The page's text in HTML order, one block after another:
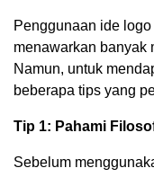
Penggunaan ide
menawarkan banyak
Namun, untuk
beberapa tips yang
Tip 1: Pahami
Sebelum